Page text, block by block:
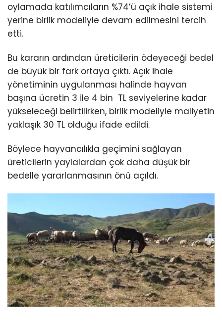
oylamada katılımcıların %74’ü açık ihale sistemi
yerine birlik modeliyle devam edilmesini tercih
etti.
Bu kararın ardından üreticilerin ödeyeceği bedel
de büyük bir fark ortaya çıktı. Açık ihale
yönetiminin uygulanması halinde hayvan
başına ücretin 3 ile 4 bin TL seviyelerine kadar
yükseleceği belirtilirken, birlik modeliyle maliyetin
yaklaşık 30 TL olduğu ifade edildi.
Böylece hayvancılıkla geçimini sağlayan
üreticilerin yaylalardan çok daha düşük bir
bedelle yararlanmasının önü açıldı.